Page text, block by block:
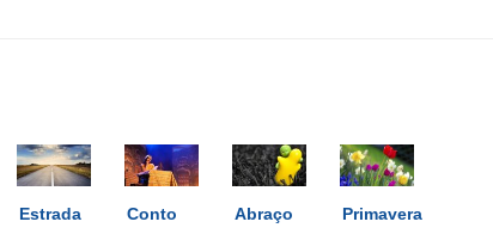
Estrada Conto Abraço Primavera